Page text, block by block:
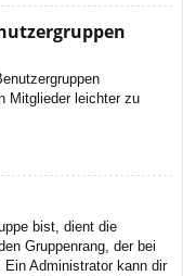
Mitglieder leichter zu
bist, dient die
Gruppenrang, der bei
Administrator kann dir